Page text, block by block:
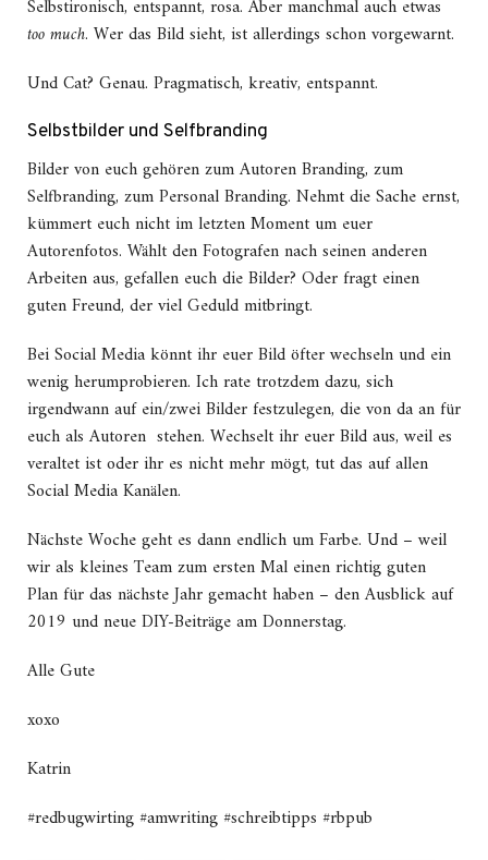
Selbstironisch, entspannt, rosa. Aber manchmal auch etwas
too much. Wer das Bild sieht, ist allerdings schon vorgewarnt.
Und Cat? Genau. Pragmatisch, kreativ, entspannt.
Selbstbilder und Selfbranding
Bilder von euch gehören zum Autoren Branding, zum
Selfbranding, zum Personal Branding. Nehmt die Sache ernst,
kümmert euch nicht im letzten Moment um euer
Autorenfotos. Wählt den Fotografen nach seinen anderen
Arbeiten aus, gefallen euch die Bilder? Oder fragt einen
guten Freund, der viel Geduld mitbringt.
Bei Social Media könnt ihr euer Bild öfter wechseln und ein
wenig herumprobieren. Ich rate trotzdem dazu, sich
irgendwann auf ein/zwei Bilder festzulegen, die von da an für
euch als Autoren stehen. Wechselt ihr euer Bild aus, weil es
veraltet ist oder ihr es nicht mehr mögt, tut das auf allen
Social Media Kanälen.
Nächste Woche geht es dann endlich um Farbe. Und – weil
wir als kleines Team zum ersten Mal einen richtig guten
Plan für das nächste Jahr gemacht haben – den Ausblick auf
2019 und neue DIY-Beiträge am Donnerstag.
Alle Gute
xoxo
Katrin
#redbugwirting #amwriting #schreibtipps #rbpub